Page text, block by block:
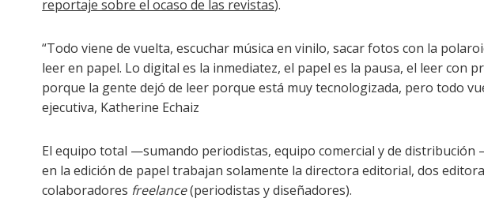
reportaje sobre el ocaso de las revistas).
“Todo viene de vuelta, escuchar música en vinilo, sacar fotos con la
leer en papel. Lo digital es la inmediatez, el papel es la pausa, el leer con
porque la gente dejó de leer porque está muy tecnologizada, pero todo
ejecutiva, Katherine Echaiz
El equipo total —sumando periodistas, equipo comercial y de distribución
en la edición de papel trabajan solamente la directora editorial, dos
colaboradores freelance(periodistas y diseñadores).